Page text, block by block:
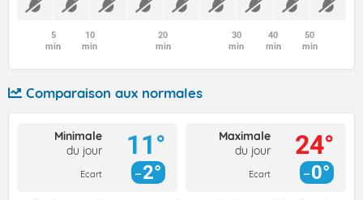
5
min
10
min
20
min
30
min
40
min
50
min
Comparaison aux normales
Minimale
du jour
Ecart
11°
2°
Maximale
du jour
Ecart
24°
0°